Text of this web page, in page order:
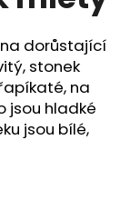
dorůstající
stonek
na
jsou hladké
jsou bílé,